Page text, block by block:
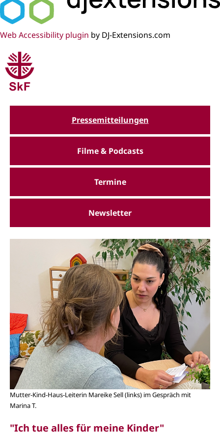
Web Accessibility plugin by DJ-Extensions.com
Pressemitteilungen
Filme & Podcasts
Termine
Newsletter
Mutter-Kind-Haus-Leiterin Mareike Sell (links) im Gespräch mit
Marina T.
"Ich tue alles für meine Kinder"